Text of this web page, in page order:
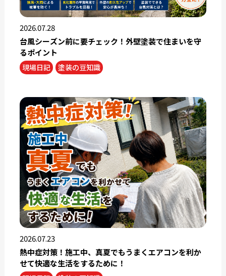
2026.07.28
台風シーズン前に要チェック！外壁塗装で住まいを守
るポイント
現場日記 塗装の豆知識
2026.07.23
熱中症対策！施工中、真夏でもうまくエアコンを利か
せて快適な生活をするために！